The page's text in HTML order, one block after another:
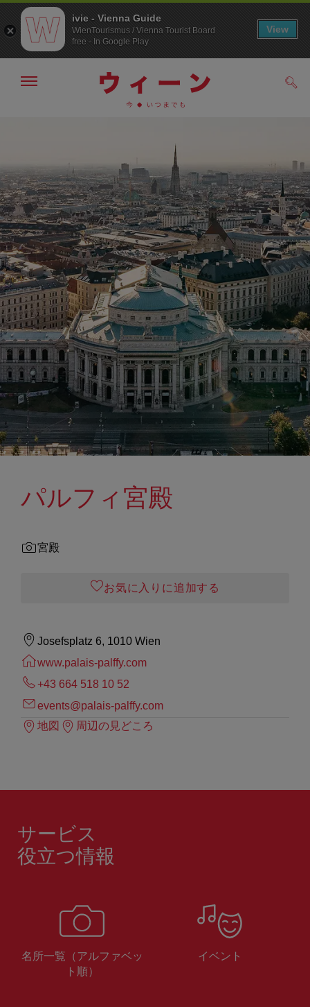
へ
ジ
の
ト
ッ
プ
へ
メ
非
表
示
パルフィ宮殿
宮殿
お気に入りに追加する
Josefsplatz 6, 1010 Wien
www.palais-palffy.com
+43 664 518 10 52
events@palais-palffy.com
地図
周辺の見どころ
サービス
役立つ情報
名所一覧（アルファベッ
ト順）
イベント
ivie - Vienna Guide
WienTourismus / Vienna Tourist Board
free - In Google Play
View